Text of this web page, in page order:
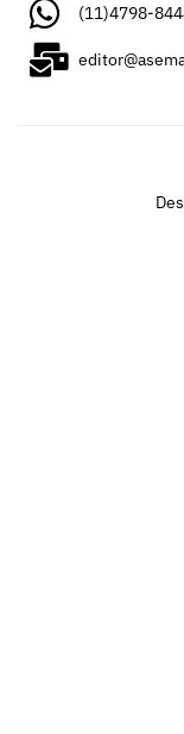
(11)4798-